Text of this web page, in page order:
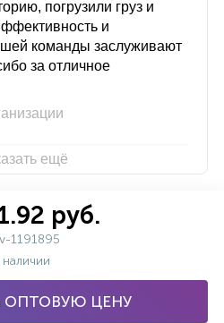
погрузили груз и
и
команды заслуживают
за отличное
ещё
руб.
1191895
наличии
ОПТОВУЮ ЦЕНУ